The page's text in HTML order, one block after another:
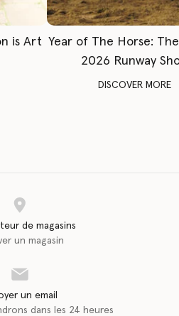
is Art Year of The Horse:
2026 Runway
DISCOVER MORE
de magasins
un magasin
un email
dans les 24 heures